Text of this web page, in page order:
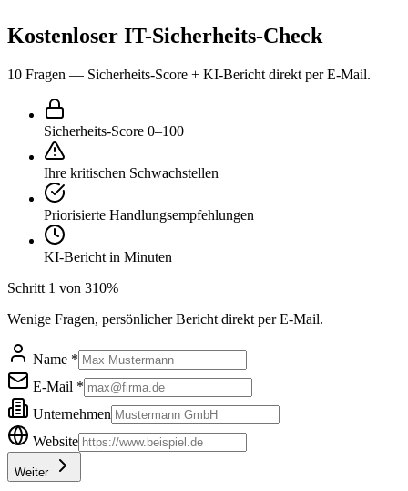
Kostenloser IT-Sicherheits-Check
10 Fragen — Sicherheits-Score + KI-Bericht direkt per E-Mail.
Sicherheits-Score 0–100
Ihre kritischen Schwachstellen
Priorisierte Handlungsempfehlungen
KI-Bericht in Minuten
Schritt 1 von 310%
Wenige Fragen, persönlicher Bericht direkt per E-Mail.
Name *
E-Mail *
Unternehmen
Website
Weiter